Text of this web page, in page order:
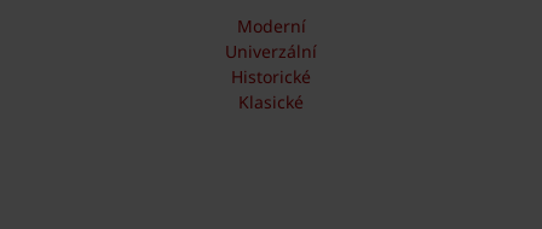
Moderní
Univerzální
Historické
Klasické